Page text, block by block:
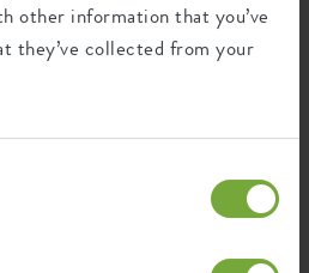
other information that you’ve
they’ve collected from your